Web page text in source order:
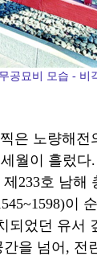
공묘비 모습 - 비
은 노량해전
월이 흘렀다
233호 남해
이
되었던 유서
을 넘어, 전